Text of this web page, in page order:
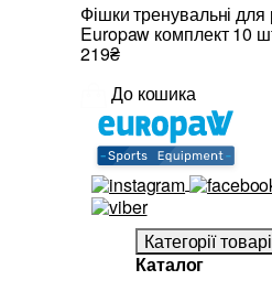
Фішки тренувальні для
Europaw комплект 10
219₴
До кошика
Категорії
Каталог